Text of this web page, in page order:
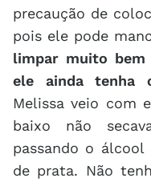
precaução de
pois ele pode
limpar muito bem
ele ainda tenha
Melissa veio com
baixo não
passando o
de prata. Não